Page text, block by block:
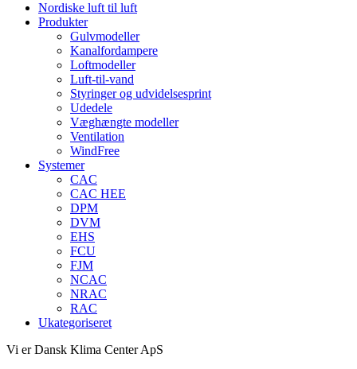
Nordiske luft til luft
Produkter
Gulvmodeller
Kanalfordampere
Loftmodeller
Luft-til-vand
Styringer og udvidelsesprint
Udedele
Væghængte modeller
Ventilation
WindFree
Systemer
CAC
CAC HEE
DPM
DVM
EHS
FCU
FJM
NCAC
NRAC
RAC
Ukategoriseret
Vi er Dansk Klima Center ApS